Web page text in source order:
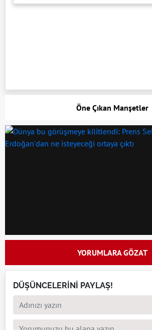
Öne Çıkan Manşetler
YORUMLARA GÖZAT
DÜŞÜNCELERİNİ PAYLAŞ!